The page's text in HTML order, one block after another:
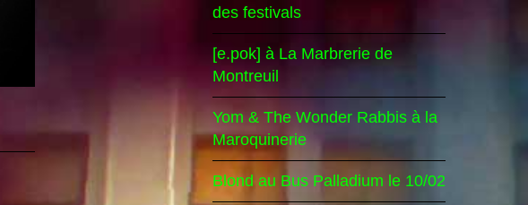
des festivals
[e.pok] à La Marbrerie de
Montreuil
Yom & The Wonder Rabbis à la
Maroquinerie
Blond au Bus Palladium le 10/02